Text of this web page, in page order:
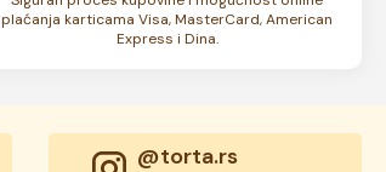
plaćanja karticama Visa, MasterCard, American
Express i Dina.
@torta.rs